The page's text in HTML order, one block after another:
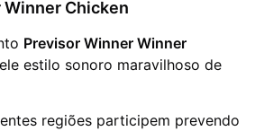
Chicken
Previsor Winner Winner
estilo sonoro maravilhoso de
regiões participem prevendo